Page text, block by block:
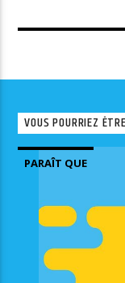
VOUS POURRIEZ
PARAÎT QUE